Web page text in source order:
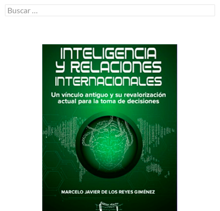
Buscar: